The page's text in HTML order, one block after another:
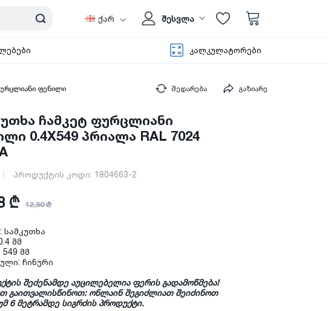
ქარ შესვლა
კალკულატორები
ფენილი შედარება გაზიარე
ჩამკეტ ფურცლიანი
0.4X549 პრიალა RAL 7024
პროდუქტის კოდი: 1804663-2
₾ 12,30 ₾
მმ
549 მმ
ჩინური
შეძენამდე აუცილებელია ფერის გადამოწმება!
გაითვალისწინოთ: ონლაინ შეგიძლიათ შეიძინოთ
6 მეტრამდე სიგრძის პროდუქტი.